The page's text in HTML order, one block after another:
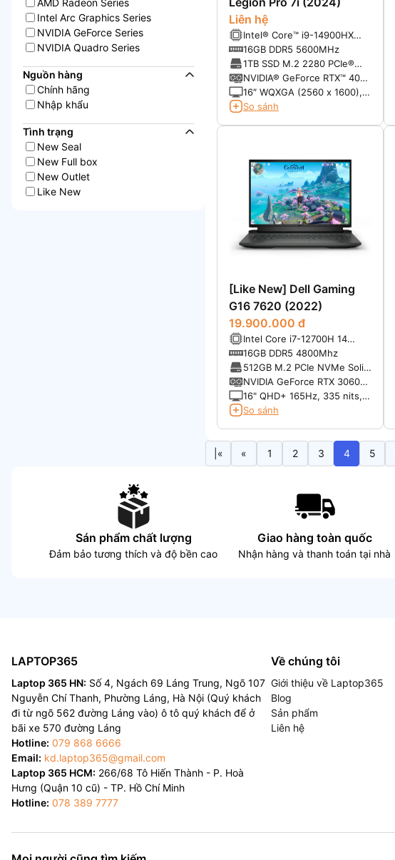
AMD Radeon Series
Intel Arc Graphics Series
NVIDIA GeForce Series
NVIDIA Quadro Series
Nguồn hàng
Chính hãng
Nhập khẩu
Tình trạng
New Seal
New Full box
New Outlet
Like New
Liên hệ
Intel® Core™ i9-14900HX
(2.20GHz up to 5.80GHz,
36MB Cache)
16GB DDR5 5600MHz
1TB SSD M.2 2280 PCIe®
4.0x4 NVMe®
NVIDIA® GeForce RTX™ 4070
8GB GDDR6
16″ WQXGA (2560 x 1600),
16:10 aspect ratio, 240Hz
Dolby Vision® Support
So sánh
[Like New] Dell Gaming
G16 7620 (2022)
19.900.000 đ
Intel Core i7-12700H 14
nhân, 20 luồng (up to 4.7
GHz, 24MB Cache)
16GB DDR5 4800Mhz
512GB M.2 PCIe NVMe Solid
State Drive
NVIDIA GeForce RTX 3060
6GB GDDR6
16" QHD+ 165Hz, 335 nits,
99% sRGB
So sánh
|« « 1 2 3 4 5
Sán phẩm chất lượng
Đảm bảo tương thích và độ bền cao
Giao hàng toàn quốc
Nhận hàng và thanh toán tại nhà
LAPTOP365
Laptop 365 HN: Số 4, Ngách 69 Láng Trung, Ngõ 107
Nguyễn Chí Thanh, Phường Láng, Hà Nội (Quý khách
đi từ ngõ 562 đường Láng vào) ô tô quý khách để ở
bãi xe 570 đường Láng
Hotline: 079 868 6666
Email: kd.laptop365@gmail.com
Laptop 365 HCM: 266/68 Tô Hiến Thành - P. Hoà
Hưng (Quận 10 cũ) - TP. Hồ Chí Minh
Hotline: 078 389 7777
Về chúng tôi
Giới thiệu về Laptop365
Blog
Sản phẩm
Liên hệ